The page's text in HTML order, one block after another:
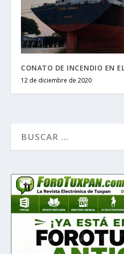
CONATO DE INCENDIO EN
12 de diciembre de 2020